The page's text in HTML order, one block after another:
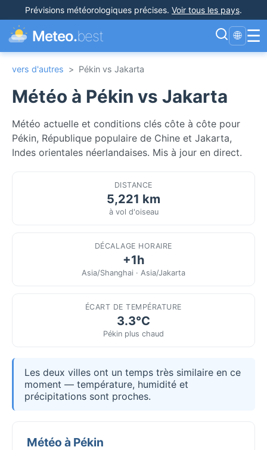
Prévisions météorologiques précises. Voir tous les pays.
Meteo.best 🌐 ☰
vers d'autres > Pékin vs Jakarta
Météo à Pékin vs Jakarta
Météo actuelle et conditions clés côte à côte pour
Pékin, République populaire de Chine et Jakarta,
Indes orientales néerlandaises. Mis à jour en direct.
DISTANCE
5,221 km
à vol d'oiseau
DÉCALAGE HORAIRE
+1h
Asia/Shanghai · Asia/Jakarta
ÉCART DE TEMPÉRATURE
3.3°C
Pékin plus chaud
Les deux villes ont un temps très similaire en ce
moment — température, humidité et
précipitations sont proches.
Météo à Pékin